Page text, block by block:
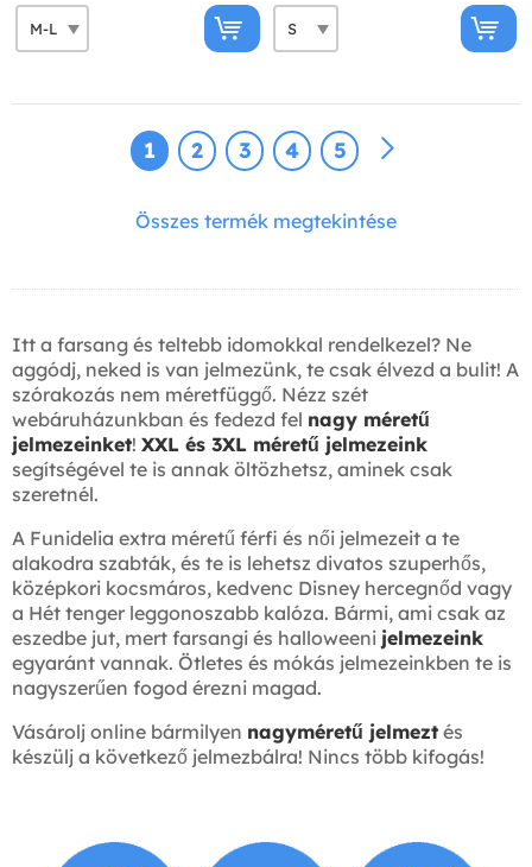
1 2 3 4 5
Összes termék megtekintése
Itt a farsang és teltebb idomokkal rendelkezel? Ne
aggódj, neked is van jelmezünk, te csak élvezd a bulit! A
szórakozás nem méretfüggő. Nézz szét
webáruházunkban és fedezd fel nagy méretű
jelmezeinket! XXL és 3XL méretű jelmezeink
segítségével te is annak öltözhetsz, aminek csak
szeretnél.
A Funidelia extra méretű férfi és női jelmezeit a te
alakodra szabták, és te is lehetsz divatos szuperhős,
középkori kocsmáros, kedvenc Disney hercegnőd vagy
a Hét tenger leggonoszabb kalóza. Bármi, ami csak az
eszedbe jut, mert farsangi és halloweeni jelmezeink
egyaránt vannak. Ötletes és mókás jelmezeinkben te is
nagyszerűen fogod érezni magad.
Vásárolj online bármilyen nagyméretű jelmezt és
készülj a következő jelmezbálra! Nincs több kifogás!